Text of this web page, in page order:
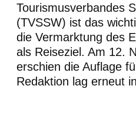
Tourismusverbandes
(TVSSW) ist das
die Vermarktung des
als Reiseziel. Am 12.
erschien die Auflage
Redaktion lag erneut